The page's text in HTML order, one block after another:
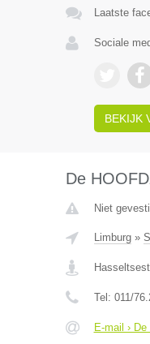
Laatste
Sociale
BEKIJK
De
Niet
Limburg»
Tel: 011/
E-mail ›